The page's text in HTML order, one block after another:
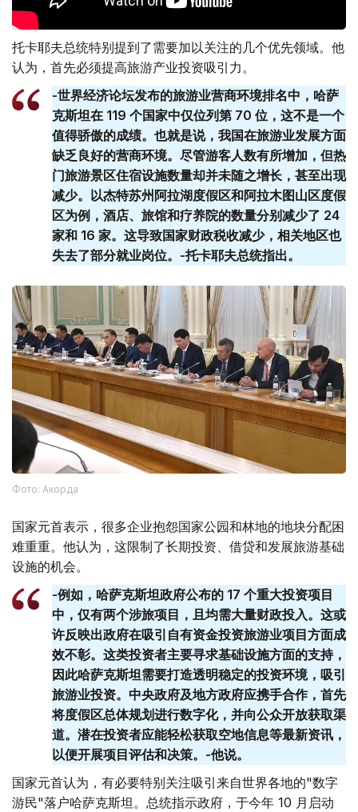
托卡耶夫总统特别提到了需要加以关注的几个优先领域。他
认为，首先必须提高旅游产业投资吸引力。
-世界经济论坛发布的旅游业营商环境排名中，哈萨
克斯坦在 119 个国家中仅位列第 70 位，这不是一个
值得骄傲的成绩。也就是说，我国在旅游业发展方面
缺乏良好的营商环境。尽管游客人数有所增加，但热
门旅游景区住宿设施数量却并未随之增长，甚至出现
减少。以杰特苏州阿拉湖度假区和阿拉木图山区度假
区为例，酒店、旅馆和疗养院的数量分别减少了 24
家和 16 家。这导致国家财政税收减少，相关地区也
失去了部分就业岗位。-托卡耶夫总统指出。
Фото: Акорда
国家元首表示，很多企业抱怨国家公园和林地的地块分配困
难重重。他认为，这限制了长期投资、借贷和发展旅游基础
设施的机会。
-例如，哈萨克斯坦政府公布的 17 个重大投资项目
中，仅有两个涉旅项目，且均需大量财政投入。这或
许反映出政府在吸引自有资金投资旅游业项目方面成
效不彰。这类投资者主要寻求基础设施方面的支持，
因此哈萨克斯坦需要打造透明稳定的投资环境，吸引
旅游业投资。中央政府及地方政府应携手合作，首先
将度假区总体规划进行数字化，并向公众开放获取渠
道。潜在投资者应能轻松获取空地信息等最新资讯，
以便开展项目评估和决策。-他说。
国家元首认为，有必要特别关注吸引来自世界各地的"数字
游民"落户哈萨克斯坦。总统指示政府，于今年 10 月启动